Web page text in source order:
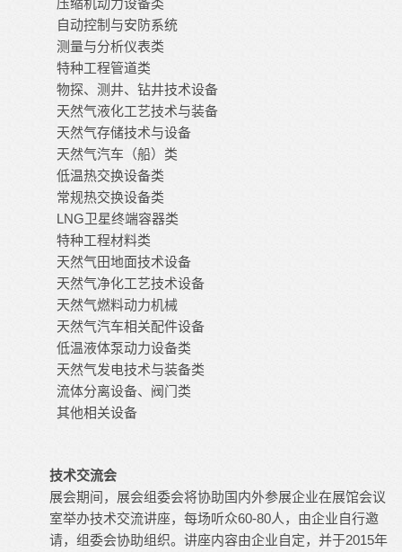
自动控制与安防系统
测量与分析仪表类
特种工程管道类
物探、测井、钻井技术设备
天然气液化工艺技术与装备
天然气存储技术与设备
天然气汽车（船）类
低温热交换设备类
常规热交换设备类
LNG卫星终端容器类
特种工程材料类
天然气田地面技术设备
天然气净化工艺技术设备
天然气燃料动力机械
天然气汽车相关配件设备
低温液体泵动力设备类
天然气发电技术与装备类
流体分离设备、阀门类
其他相关设备
技术交流会
展会期间，展会组委会将协助国内外参展企业在展馆会议
室举办技术交流讲座，每场听众60-80人，由企业自行邀
请，组委会协助组织。讲座内容由企业自定，并于2015年